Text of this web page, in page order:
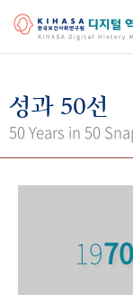
걸어온 길 기관 변
키
성과 50선
50 Years in 50
1970